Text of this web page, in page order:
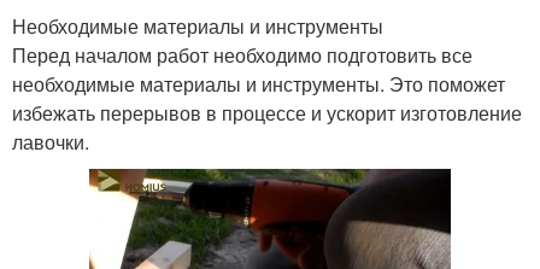
Необходимые материалы и инструменты
Перед началом работ необходимо подготовить все
необходимые материалы и инструменты. Это поможет
избежать перерывов в процессе и ускорит изготовление
лавочки.